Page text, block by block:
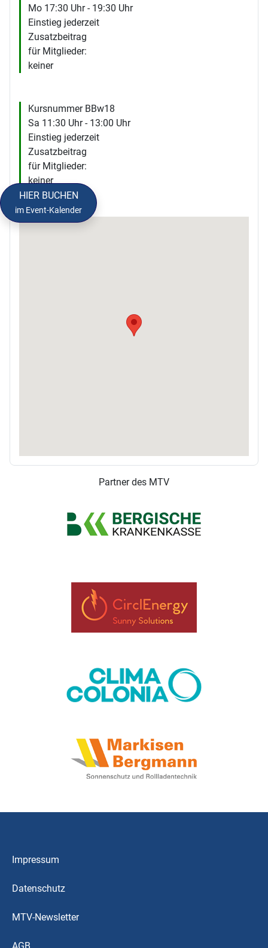
Mo 17:30 Uhr - 19:30 Uhr
Einstieg jederzeit
Zusatzbeitrag
für Mitglieder:
keiner
Kursnummer BBw18
Sa 11:30 Uhr - 13:00 Uhr
Einstieg jederzeit
Zusatzbeitrag
für Mitglieder:
keiner
Partner des MTV
Impressum
Datenschutz
MTV-Newsletter
HIER BUCHEN
im Event-Kalender